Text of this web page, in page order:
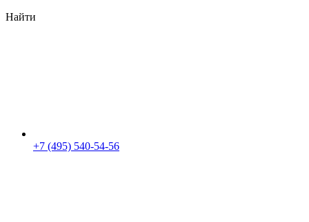
Найти
+7 (495) 540-54-56